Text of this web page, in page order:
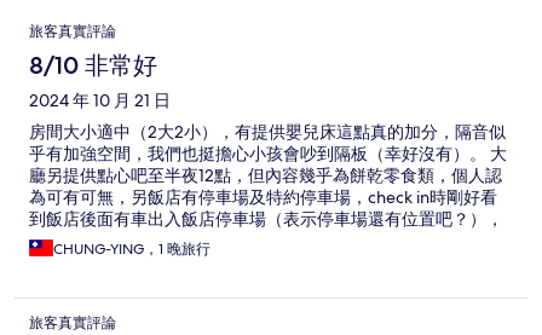
評
論
旅客真實評論
8/10 非常好
2024 年 10 月 21 日
房間大小適中（2大2小），有提供嬰兒床這點真的加分，隔音似
乎有加強空間，我們也挺擔心小孩會吵到隔板（幸好沒有）。 大
廳另提供點心吧至半夜12點，但內容幾乎為餅乾零食類，個人認
為可有可無，另飯店有停車場及特約停車場，check in時剛好看
到飯店後面有車出入飯店停車場（表示停車場還有位置吧？），
不確定是否需預約才能停此停車場，anyway ，如其它評論寫的，
服務人員也是直接讓我去使用旁邊特約停車場（是線上平台專屬
值得再入住的飯店 取之評論，回之評論
CHUNG-YING，1 晚旅行
旅客真實評論